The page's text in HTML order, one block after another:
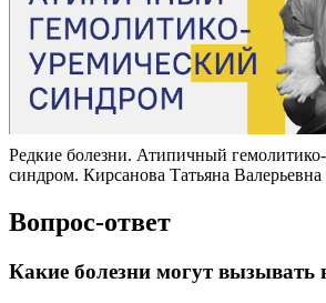
Редкие болезни. Атипичный
синдром. Кирсанова Татьяна Валерьевна
Вопрос-ответ
Какие болезни могут вызывать